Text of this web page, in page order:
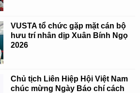
VUSTA tổ chức gặp mặt cán bộ
hưu trí nhân dịp Xuân Bính Ngọ
2026
Chủ tịch Liên Hiệp Hội Việt Nam
chúc mừng Ngày Báo chí cách